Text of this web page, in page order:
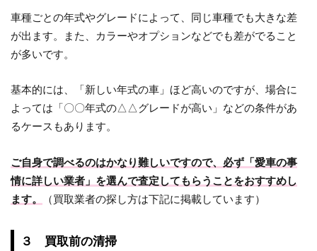
車種ごとの年式やグレードによって、同じ車種でも大きな差
が出ます。また、カラーやオプションなどでも差がでること
が多いです。
基本的には、「新しい年式の車」ほど高いのですが、場合に
よっては「〇〇年式の△△グレードが高い」などの条件があ
るケースもあります。
ご自身で調べるのはかなり難しいですので、必ず「愛車の事
情に詳しい業者」を選んで査定してもらうことをおすすめし
ます。
（買取業者の探し方は下記に掲載しています）
３ 買取前の清掃